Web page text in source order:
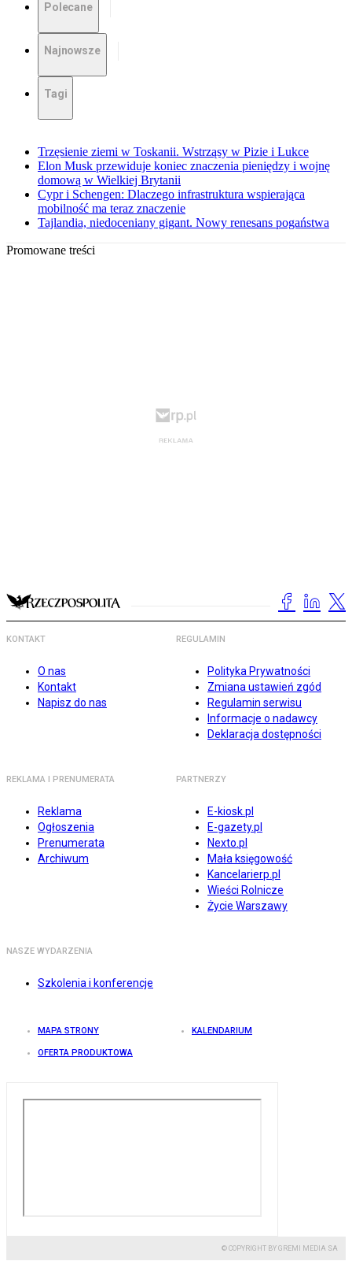
Polecane
Najnowsze
Tagi
Trzęsienie ziemi w Toskanii. Wstrząsy w Pizie i Lukce
Elon Musk przewiduje koniec znaczenia pieniędzy i wojnę
domową w Wielkiej Brytanii
Cypr i Schengen: Dlaczego infrastruktura wspierająca
mobilność ma teraz znaczenie
Tajlandia, niedoceniany gigant. Nowy renesans pogaństwa
Promowane treści
KONTAKT
O nas
Kontakt
Napisz do nas
REGULAMIN
Polityka Prywatności
Zmiana ustawień zgód
Regulamin serwisu
Informacje o nadawcy
Deklaracja dostępności
REKLAMA I PRENUMERATA
Reklama
Ogłoszenia
Prenumerata
Archiwum
PARTNERZY
E-kiosk.pl
E-gazety.pl
Nexto.pl
Mała księgowość
Kancelarierp.pl
Wieści Rolnicze
Życie Warszawy
NASZE WYDARZENIA
Szkolenia i konferencje
MAPA STRONY KALENDARIUM
OFERTA PRODUKTOWA
© COPYRIGHT BY GREMI MEDIA SA